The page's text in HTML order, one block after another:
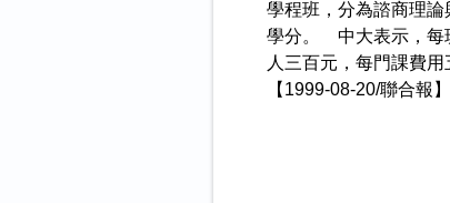
學程班，分為諮商理
學分。 中大表示，每
人三百元，每門課費
【1999-08-20/聯合報】